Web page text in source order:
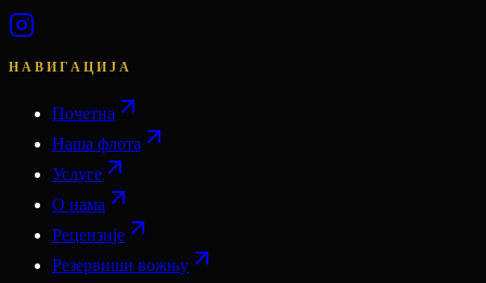
НАВИГАЦИЈА
Почетна
Наша флота
Услуге
О нама
Рецензије
Резервиши вожњу